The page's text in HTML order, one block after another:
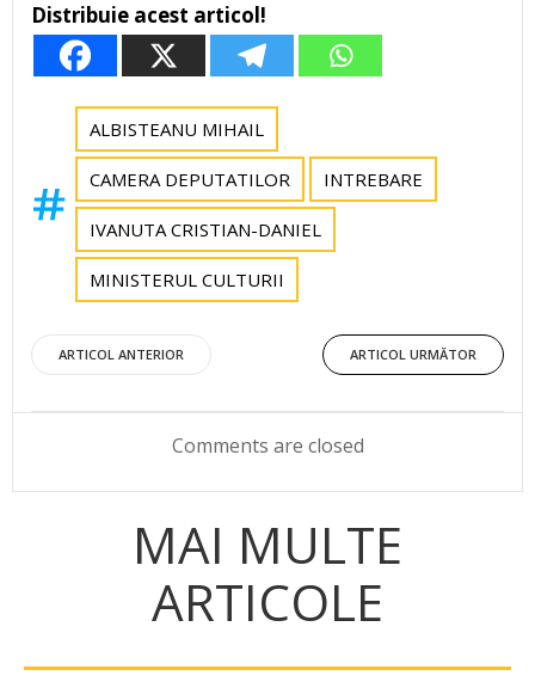
Distribuie acest articol!
ALBISTEANU MIHAIL
CAMERA DEPUTATILOR INTREBARE
IVANUTA CRISTIAN-DANIEL
MINISTERUL CULTURII
Post
navigation
ARTICOL ANTERIOR
Post
navigation
ARTICOL URMĂTOR
Comments are closed
MAI MULTE
ARTICOLE